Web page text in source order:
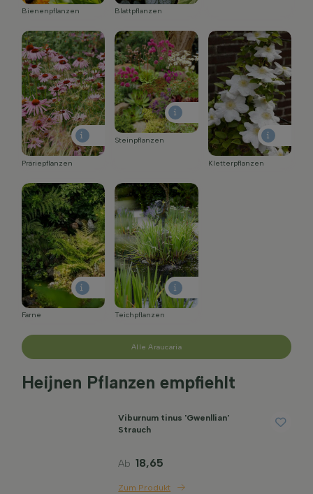
Bienenpflanzen Blattpflanzen
Präriepflanzen
Steinpflanzen
Kletterpflanzen
Farne Teichpflanzen
Alle Araucaria
Heijnen Pflanzen empfiehlt
Viburnum tinus 'Gwenllian'
Strauch
Ab 18,65
Zum Produkt